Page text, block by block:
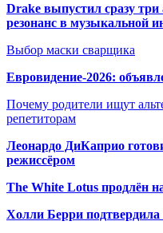
Drake выпустил сразу
резонанс в музыкальной
Выбор маски сварщика
Евровидение-2026:
Почему родители ищут
репетиторам
Леонардо ДиКаприо
режиссёром
The White Lotus продлён
Холли Берри